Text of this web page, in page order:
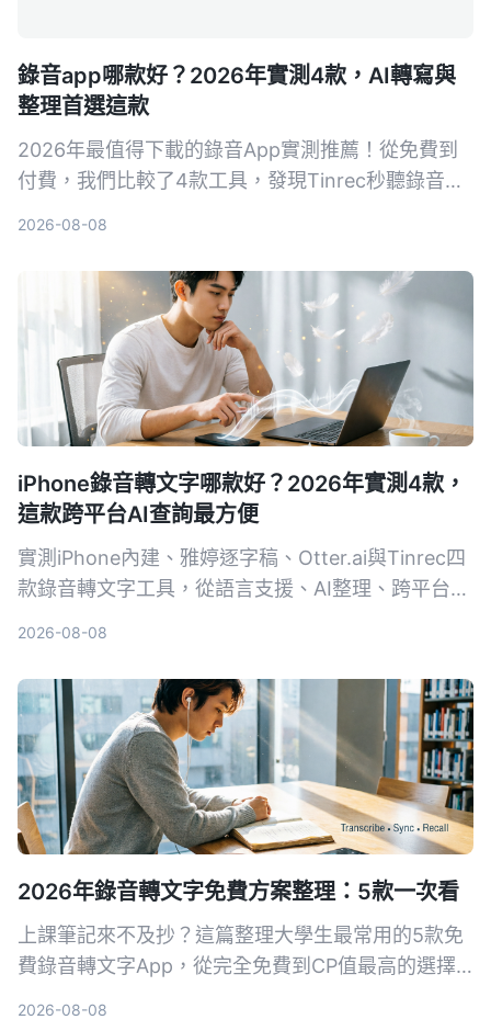
錄音app哪款好？2026年實測4款，AI轉寫與
整理首選這款
2026年最值得下載的錄音App實測推薦！從免費到
付費，我們比較了4款工具，發現Tinrec秒聽錄音的
2026-08-08
iPhone錄音轉文字哪款好？2026年實測4款，
這款跨平台AI查詢最方便
實測iPhone內建、雅婷逐字稿、Otter.ai與Tinrec四
款錄音轉文字工具，從語言支援、AI整理、跨平台到
2026-08-08
2026年錄音轉文字免費方案整理：5款一次看
上課筆記來不及抄？這篇整理大學生最常用的5款免
費錄音轉文字App，從完全免費到CP值最高的選擇
2026-08-08